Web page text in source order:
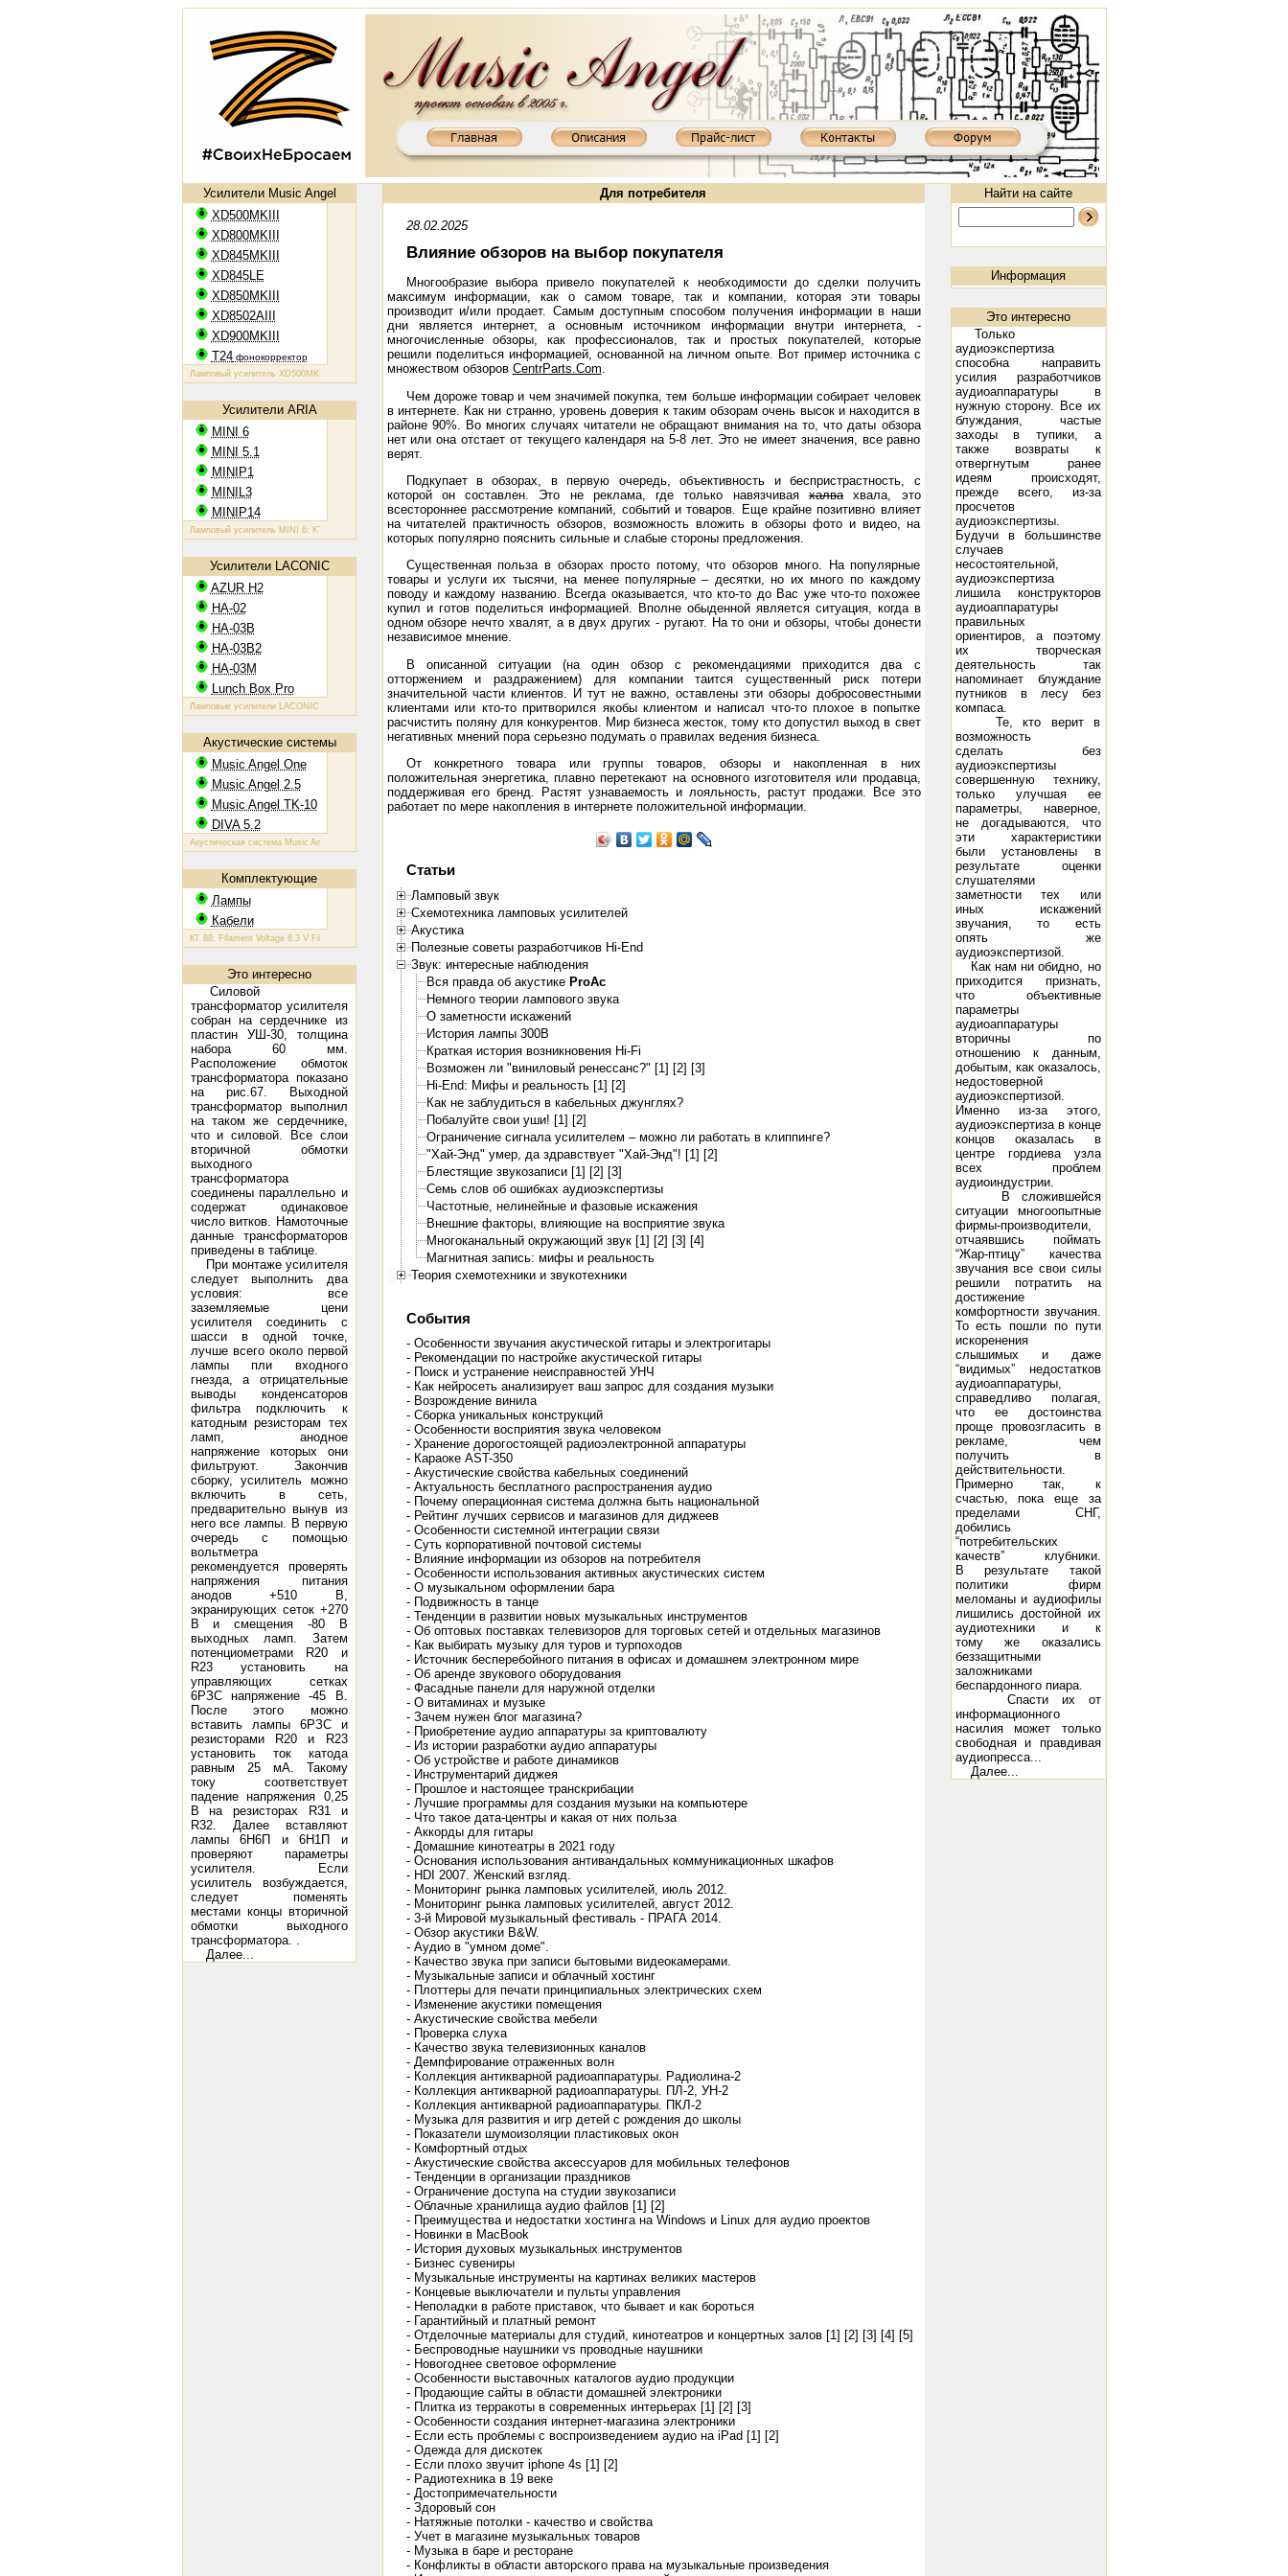
Усилители Music Angel
XD500MKIII
XD800MKIII
XD845MKIII
XD845LE
XD850MKIII
XD8502AIII
XD900MKIII
T24фонокорректор
Ламповый усилитель XD500MKIII: EL34, 2х50 Вт Ламповый усилитель XD800MKIII: KT88, 2х65 ВтЛамповый усилитель XD845MKIII: 845, 2х20 Вт Ламповый усилитель XD850MKIII: 300B, 2х9 Вт Ламповый усилитель XD8502AIII: 300B, 2х9 Вт
Усилители ARIA
MINI 6
MINI 5.1
MINIP1
MINIL3
MINIP14
Ламповый усилитель MINI 6: KT88, 2х60 Вт Ламповый усилитель MINIP1: 6AQ5, 2х10 Вт Ламповый усилитель MINIL3: EL34, 2х35 ВтЛамповый усилитель MINIP14: 6P14, 2х10 Вт
Усилители LACONIC
AZUR H2
HA-02
HA-03B
HA-03B2
HA-03M
Lunch Box Pro
Ламповые усилители LACONIC HA-02,03B/B2/M: 6N6P, 2х1,2 Вт на 300 Ом
Акустические системы
Music Angel One
Music Angel 2.5
Music Angel TK-10
DIVA 5.2
Акустическая система Music Angel One: 20 - 100 Вт, 38 Гц - 30 кГц, 86 Дб/Вт/м Акустическая система Music Angel 2.5: 20 - 200 Вт, 20 Гц - 30 кГц, 86 Дб/Вт/м Акустическая система Music Angel TK-10: 10 - 250 Вт, 45 Гц - 22 кГц, 8 Ом, 97 дБ/Вт/м
Комплектующие
Лампы
Кабели
КТ 88: Filament Voltage 6.3 V Filament Current 1.6 A Plate Voltage (max) 800 V Plate Current (max) 230 mA Plate Dissipation (max) 40 W 845: D.C. Plate Voltage 1250 D.C. Grid Voltage -98 Peak A.F. Grid Voltage 93 D.C. Plate Current (ma.) 95 Power Output (watts) 15 21
Это интересно
Силовой
трансформатор усилителя
собран на сердечнике из
пластин УШ-30, толщина
набора 60 мм.
Расположение обмоток
трансформатора показано
на рис.67. Выходной
трансформатор выполнил
на таком же сердечнике,
что и силовой. Все слои
вторичной обмотки
выходного
трансформатора
соединены параллельно и
содержат одинаковое
число витков. Намоточные
данные трансформаторов
приведены в таблице.
При монтаже усилителя
следует выполнить два
условия: все
заземляемые цени
усилителя соединить с
шасси в одной точке,
лучше всего около первой
лампы пли входного
гнезда, а отрицательные
выводы конденсаторов
фильтра подключить к
катодным резисторам тех
ламп, анодное
напряжение которых они
фильтруют. Закончив
сборку, усилитель можно
включить в сеть,
предварительно вынув из
него все лампы. В первую
очередь с помощью
вольтметра
рекомендуется проверять
напряжения питания
анодов +510 В,
экранирующих сеток +270
В и смещения -80 В
выходных ламп. Затем
потенциометрами R20 и
R23 установить на
управляющих сетках
6РЗС напряжение -45 В.
После этого можно
вставить лампы 6РЗС и
резисторами R20 и R23
установить ток катода
равным 25 мА. Такому
току соответствует
падение напряжения 0,25
В на резисторах R31 и
R32. Далее вставляют
лампы 6Н6П и 6Н1П и
проверяют параметры
усилителя. Если
усилитель возбуждается,
следует поменять
местами концы вторичной
обмотки выходного
трансформатора. .
Далее...
Для потребителя
28.02.2025
Влияние обзоров на выбор покупателя
Многообразие выбора привело покупателей к необходимости до сделки получить
максимум информации, как о самом товаре, так и компании, которая эти товары
производит и/или продает. Самым доступным способом получения информации в наши
дни является интернет, а основным источником информации внутри интернета, -
многочисленные обзоры, как профессионалов, так и простых покупателей, которые
решили поделиться информацией, основанной на личном опыте. Вот пример источника с
множеством обзоров CentrParts.Com.
Чем дороже товар и чем значимей покупка, тем больше информации собирает человек
в интернете. Как ни странно, уровень доверия к таким обзорам очень высок и находится в
районе 90%. Во многих случаях читатели не обращают внимания на то, что даты обзора
нет или она отстает от текущего календаря на 5-8 лет. Это не имеет значения, все равно
верят.
Подкупает в обзорах, в первую очередь, объективность и беспристрастность, с
которой он составлен. Это не реклама, где только навязчивая халвахвала, это
всестороннее рассмотрение компаний, событий и товаров. Еще крайне позитивно влияет
на читателей практичность обзоров, возможность вложить в обзоры фото и видео, на
которых популярно пояснить сильные и слабые стороны предложения.
Существенная польза в обзорах просто потому, что обзоров много. На популярные
товары и услуги их тысячи, на менее популярные – десятки, но их много по каждому
поводу и каждому названию. Всегда оказывается, что кто-то до Вас уже что-то похожее
купил и готов поделиться информацией. Вполне обыденной является ситуация, когда в
одном обзоре нечто хвалят, а в двух других - ругают. На то они и обзоры, чтобы донести
независимое мнение.
В описанной ситуации (на один обзор с рекомендациями приходится два с
отторжением и раздражением) для компании таится существенный риск потери
значительной части клиентов. И тут не важно, оставлены эти обзоры добросовестными
клиентами или кто-то притворился якобы клиентом и написал что-то плохое в попытке
расчистить поляну для конкурентов. Мир бизнеса жесток, тому кто допустил выход в свет
негативных мнений пора серьезно подумать о правилах ведения бизнеса.
От конкретного товара или группы товаров, обзоры и накопленная в них
положительная энергетика, плавно перетекают на основного изготовителя или продавца,
поддерживая его бренд. Растят узнаваемость и лояльность, растут продажи. Все это
работает по мере накопления в интернете положительной информации.
Статьи
Ламповый звук
Схемотехника ламповых усилителей
Акустика
Полезные советы разработчиков Hi-End
Звук: интересные наблюдения
Вся правда об акустике ProAc
Немного теории лампового звука
О заметности искажений
История лампы 300B
Краткая история возникновения Hi-Fi
Возможен ли "виниловый ренессанс?" [1] [2] [3]
Hi-End: Мифы и реальность [1] [2]
Как не заблудиться в кабельных джунглях?
Побалуйте свои уши! [1] [2]
Ограничение сигнала усилителем – можно ли работать в клиппинге?
"Хай-Энд" умер, да здравствует "Хай-Энд"! [1] [2]
Блестящие звукозаписи [1] [2] [3]
Семь слов об ошибках аудиоэкспертизы
Частотные, нелинейные и фазовые искажения
Внешние факторы, влияющие на восприятие звука
Многоканальный окружающий звук [1] [2] [3] [4]
Магнитная запись: мифы и реальность
Теория схемотехники и звукотехники
События
- Особенности звучания акустической гитары и электрогитары
- Рекомендации по настройке акустической гитары
- Поиск и устранение неисправностей УНЧ
- Как нейросеть анализирует ваш запрос для создания музыки
- Возрождение винила
- Сборка уникальных конструкций
- Особенности восприятия звука человеком
- Хранение дорогостоящей радиоэлектронной аппаратуры
- Караоке AST-350
- Акустические свойства кабельных соединений
- Актуальность бесплатного распространения аудио
- Почему операционная система должна быть национальной
- Рейтинг лучших сервисов и магазинов для диджеев
- Особенности системной интеграции связи
- Суть корпоративной почтовой системы
- Влияние информации из обзоров на потребителя
- Особенности использования активных акустических систем
- О музыкальном оформлении бара
- Подвижность в танце
- Тенденции в развитии новых музыкальных инструментов
- Об оптовых поставках телевизоров для торговых сетей и отдельных магазинов
- Как выбирать музыку для туров и турпоходов
- Источник бесперебойного питания в офисах и домашнем электронном мире
- Об аренде звукового оборудования
- Фасадные панели для наружной отделки
- О витаминах и музыке
- Зачем нужен блог магазина?
- Приобретение аудио аппаратуры за криптовалюту
- Из истории разработки аудио аппаратуры
- Об устройстве и работе динамиков
- Инструментарий диджея
- Прошлое и настоящее транскрибации
- Лучшие программы для создания музыки на компьютере
- Что такое дата-центры и какая от них польза
- Аккорды для гитары
- Домашние кинотеатры в 2021 году
- Основания использования антивандальных коммуникационных шкафов
- HDI 2007. Женский взгляд.
- Мониторинг рынка ламповых усилителей, июль 2012.
- Мониторинг рынка ламповых усилителей, август 2012.
- 3-й Мировой музыкальный фестиваль - ПРАГА 2014.
- Обзор акустики B&W.
- Аудио в "умном доме".
- Качество звука при записи бытовыми видеокамерами.
- Музыкальные записи и облачный хостинг
- Плоттеры для печати принципиальных электрических схем
- Изменение акустики помещения
- Акустические свойства мебели
- Проверка слуха
- Качество звука телевизионных каналов
- Демпфирование отраженных волн
- Коллекция антикварной радиоаппаратуры. Радиолина-2
- Коллекция антикварной радиоаппаратуры. ПЛ-2, УН-2
- Коллекция антикварной радиоаппаратуры. ПКЛ-2
- Музыка для развития и игр детей с рождения до школы
- Показатели шумоизоляции пластиковых окон
- Комфортный отдых
- Акустические свойства аксессуаров для мобильных телефонов
- Тенденции в организации праздников
- Ограничение доступа на студии звукозаписи
- Облачные хранилища аудио файлов [1] [2]
- Преимущества и недостатки хостинга на Windows и Linux для аудио проектов
- Новинки в MacBook
- История духовых музыкальных инструментов
- Бизнес сувениры
- Музыкальные инструменты на картинах великих мастеров
- Концевые выключатели и пульты управления
- Неполадки в работе приставок, что бывает и как бороться
- Гарантийный и платный ремонт
- Отделочные материалы для студий, кинотеатров и концертных залов [1] [2] [3] [4] [5]
- Беспроводные наушники vs проводные наушники
- Новогоднее световое оформление
- Особенности выставочных каталогов аудио продукции
- Продающие сайты в области домашней электроники
- Плитка из терракоты в современных интерьерах [1] [2] [3]
- Особенности создания интернет-магазина электроники
- Если есть проблемы с воспроизведением аудио на iPad [1] [2]
- Одежда для дискотек
- Если плохо звучит iphone 4s [1] [2]
- Радиотехника в 19 веке
- Достопримечательности
- Здоровый сон
- Натяжные потолки - качество и свойства
- Учет в магазине музыкальных товаров
- Музыка в баре и ресторане
- Конфликты в области авторского права на музыкальные произведения
Найти на сайте
Информация
Это интересно
Только
аудиоэкспертиза
способна направить
усилия разработчиков
аудиоаппаратуры в
нужную сторону. Все их
блуждания, частые
заходы в тупики, а
также возвраты к
отвергнутым ранее
идеям происходят,
прежде всего, из-за
просчетов
аудиоэкспертизы.
Будучи в большинстве
случаев
несостоятельной,
аудиоэкспертиза
лишила конструкторов
аудиоаппаратуры
правильных
ориентиров, а поэтому
их творческая
деятельность так
напоминает блуждание
путников в лесу без
компаса.
Те, кто верит в
возможность
сделать без
аудиоэкспертизы
совершенную технику,
только улучшая ее
параметры, наверное,
не догадываются, что
эти характеристики
были установлены в
результате оценки
слушателями
заметности тех или
иных искажений
звучания, то есть
опять же
аудиоэкспертизой.
Как нам ни обидно, но
приходится признать,
что объективные
параметры
аудиоаппаратуры
вторичны по
отношению к данным,
добытым, как оказалось,
недостоверной
аудиоэкспертизой.
Именно из-за этого,
аудиоэкспертиза в конце
концов оказалась в
центре гордиева узла
всех проблем
аудиоиндустрии.
В сложившейся
ситуации многоопытные
фирмы-производители,
отчаявшись поймать
“Жар-птицу” качества
звучания все свои силы
решили потратить на
достижение
комфортности звучания.
То есть пошли по пути
искоренения
слышимых и даже
“видимых” недостатков
аудиоаппаратуры,
справедливо полагая,
что ее достоинства
проще провозгласить в
рекламе, чем
получить в
действительности.
Примерно так, к
счастью, пока еще за
пределами СНГ,
добились
“потребительских
качеств” клубники.
В результате такой
политики фирм
меломаны и аудиофилы
лишились достойной их
аудиотехники и к
тому же оказались
беззащитными
заложниками
беспардонного пиара.
Спасти их от
информационного
насилия может только
свободная и правдивая
аудиопресса...
Далее...